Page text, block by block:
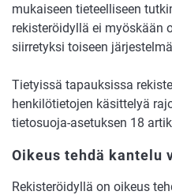
mukaiseen tieteelliseen
rekisteröidyllä ei myöskään
siirretyksi toiseen
Tietyissä tapauksissa
henkilötietojen käsittelyä
tietosuoja-asetuksen 18
Oikeus tehdä kantelu
Rekisteröidyllä on oikeus